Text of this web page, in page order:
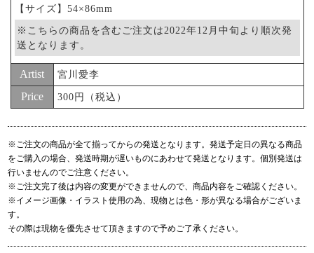
【サイズ】54×86mm
※こちらの商品を含むご注文は2022年12月中旬より順次発
送となります。
Artist 宮川愛李
Price 300円（税込）
※ご注文の商品が全て揃ってからの発送となります。発送予定日の異なる商品
をご購入の場合、発送時期が遅いものにあわせて発送となります。個別発送は
行いませんのでご注意ください。
※ご注文完了後は内容の変更ができませんので、商品内容をご確認ください。
※イメージ画像・イラスト使用の為、現物とは色・形が異なる場合がございま
す。
その際は現物を優先させて頂きますので予めご了承ください。